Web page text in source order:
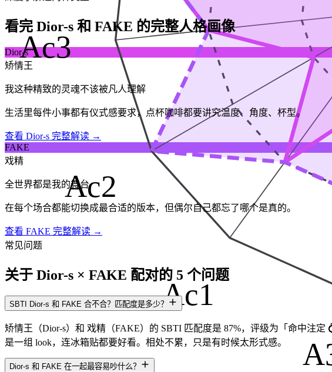
Ac1
Ac2
Ac3
看完 Dior-s 和 FAKE 的完整人格画像
Dior-s
矫情王
我这种精致的灵魂不该被凡人理解
生活里每件小事都有仪式感要求，点杯咖啡都要讲究温度、角度、杯型。
查看 Dior-s 完整解读 →
FAKE
戏精
全世界都是我的舞台
在每个场合都能切换成最合适的版本，但偶尔自己都忘了哪个是真的。
查看 FAKE 完整解读 →
常见问题
关于 Dior-s × FAKE 配对的 5 个问题
SBTI Dior-s 和 FAKE 合不合？匹配度是多少？
矫情王（Dior-s）和 戏精（FAKE）的 SBTI 匹配度是 87%，评级为「命中注
是一组 look，连冰箱贴都要好看。相处不累，只是有时候太形式感。
Dior-s 和 FAKE 在一起最容易吵什么？